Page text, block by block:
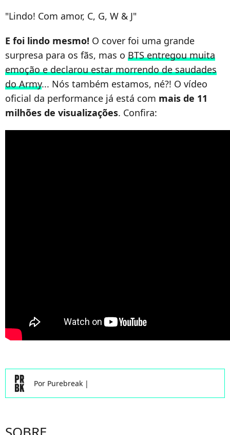
"Lindo! Com amor, C, G, W & J"
E foi lindo mesmo! O cover foi uma grande
surpresa para os fãs, mas o BTS entregou muita
emoção e declarou estar morrendo de saudades
do Army... Nós também estamos, né?! O vídeo
oficial da performance já está com mais de 11
milhões de visualizações. Confira:
Por Purebreak |